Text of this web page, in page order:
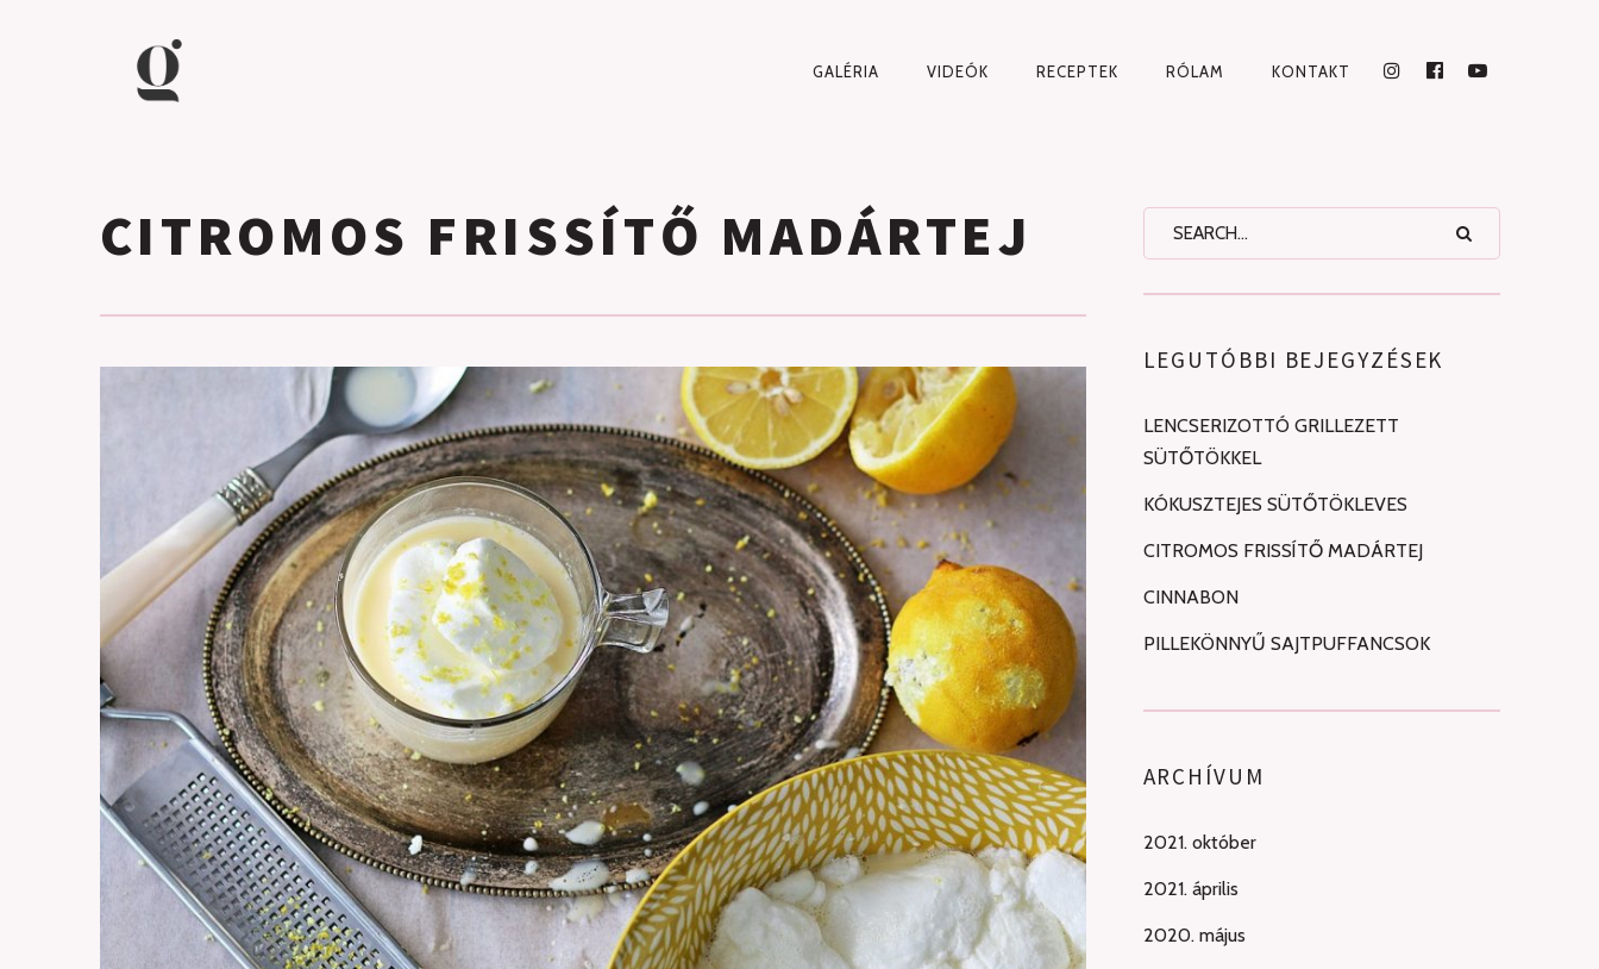
PRIMARY
GALÉRIA VIDEÓK RECEPTEK RÓLAM KONTAKT
INSTAGRAM
FACEBOOK
CITROMOS FRISSÍTŐ MADÁRTEJ
LEGUTÓBBI BEJEGYZÉSEK
LENCSERIZOTTÓ GRILLEZETT
SÜTŐTÖKKEL
KÓKUSZTEJES SÜTŐTÖKLEVES
CITROMOS FRISSÍTŐ MADÁRTEJ
CINNABON
PILLEKÖNNYŰ SAJTPUFFANCSOK
ARCHÍVUM
2021. október
2021. április
2020. május